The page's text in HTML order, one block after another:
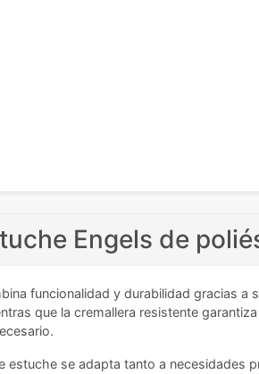
Engels de
funcionalidad y durabilidad gracias a
que la cremallera resistente
estuche se adapta tanto a necesidades